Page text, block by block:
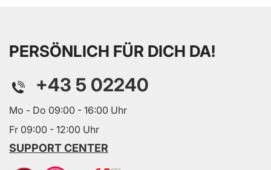
PERSÖNLICH FÜR DICH DA!
+43 5 02240
Mo - Do 09:00 - 16:00 Uhr
Fr 09:00 - 12:00 Uhr
SUPPORT CENTER